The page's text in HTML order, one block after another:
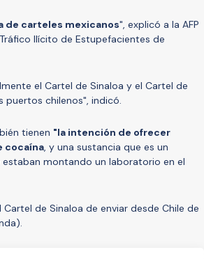
de carteles mexicanos", explicó a la AFP
Ilícito de Estupefacientes de
el Cartel de Sinaloa y el Cartel de
puertos chilenos", indicó.
tienen "la intención de ofrecer
cocaína, y una sustancia que es un
montando un laboratorio en el
de Sinaloa de enviar desde Chile de